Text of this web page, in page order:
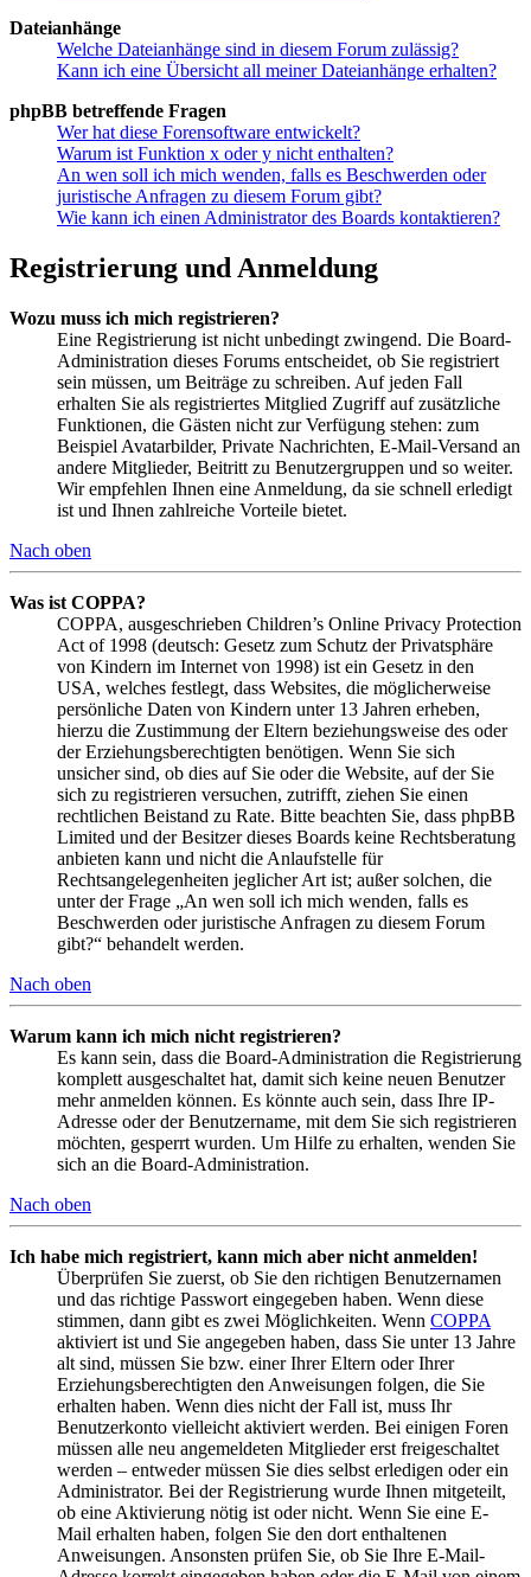
Dateianhänge
Welche Dateianhänge sind in diesem Forum zulässig?
Kann ich eine Übersicht all meiner Dateianhänge erhalten?
phpBB betreffende Fragen
Wer hat diese Forensoftware entwickelt?
Warum ist Funktion x oder y nicht enthalten?
An wen soll ich mich wenden, falls es Beschwerden oder
juristische Anfragen zu diesem Forum gibt?
Wie kann ich einen Administrator des Boards kontaktieren?
Registrierung und Anmeldung
Wozu muss ich mich registrieren?
Eine Registrierung ist nicht unbedingt zwingend. Die Board-
Administration dieses Forums entscheidet, ob Sie registriert
sein müssen, um Beiträge zu schreiben. Auf jeden Fall
erhalten Sie als registriertes Mitglied Zugriff auf zusätzliche
Funktionen, die Gästen nicht zur Verfügung stehen: zum
Beispiel Avatarbilder, Private Nachrichten, E-Mail-Versand an
andere Mitglieder, Beitritt zu Benutzergruppen und so weiter.
Wir empfehlen Ihnen eine Anmeldung, da sie schnell erledigt
ist und Ihnen zahlreiche Vorteile bietet.
Nach oben
Was ist COPPA?
COPPA, ausgeschrieben Children’s Online Privacy Protection
Act of 1998 (deutsch: Gesetz zum Schutz der Privatsphäre
von Kindern im Internet von 1998) ist ein Gesetz in den
USA, welches festlegt, dass Websites, die möglicherweise
persönliche Daten von Kindern unter 13 Jahren erheben,
hierzu die Zustimmung der Eltern beziehungsweise des oder
der Erziehungsberechtigten benötigen. Wenn Sie sich
unsicher sind, ob dies auf Sie oder die Website, auf der Sie
sich zu registrieren versuchen, zutrifft, ziehen Sie einen
rechtlichen Beistand zu Rate. Bitte beachten Sie, dass phpBB
Limited und der Besitzer dieses Boards keine Rechtsberatung
anbieten kann und nicht die Anlaufstelle für
Rechtsangelegenheiten jeglicher Art ist; außer solchen, die
unter der Frage „An wen soll ich mich wenden, falls es
Beschwerden oder juristische Anfragen zu diesem Forum
gibt?“ behandelt werden.
Nach oben
Warum kann ich mich nicht registrieren?
Es kann sein, dass die Board-Administration die Registrierung
komplett ausgeschaltet hat, damit sich keine neuen Benutzer
mehr anmelden können. Es könnte auch sein, dass Ihre IP-
Adresse oder der Benutzername, mit dem Sie sich registrieren
möchten, gesperrt wurden. Um Hilfe zu erhalten, wenden Sie
sich an die Board-Administration.
Nach oben
Ich habe mich registriert, kann mich aber nicht anmelden!
Überprüfen Sie zuerst, ob Sie den richtigen Benutzernamen
und das richtige Passwort eingegeben haben. Wenn diese
stimmen, dann gibt es zwei Möglichkeiten. Wenn COPPA
aktiviert ist und Sie angegeben haben, dass Sie unter 13 Jahre
alt sind, müssen Sie bzw. einer Ihrer Eltern oder Ihrer
Erziehungsberechtigten den Anweisungen folgen, die Sie
erhalten haben. Wenn dies nicht der Fall ist, muss Ihr
Benutzerkonto vielleicht aktiviert werden. Bei einigen Foren
müssen alle neu angemeldeten Mitglieder erst freigeschaltet
werden – entweder müssen Sie dies selbst erledigen oder ein
Administrator. Bei der Registrierung wurde Ihnen mitgeteilt,
ob eine Aktivierung nötig ist oder nicht. Wenn Sie eine E-
Mail erhalten haben, folgen Sie den dort enthaltenen
Anweisungen. Ansonsten prüfen Sie, ob Sie Ihre E-Mail-